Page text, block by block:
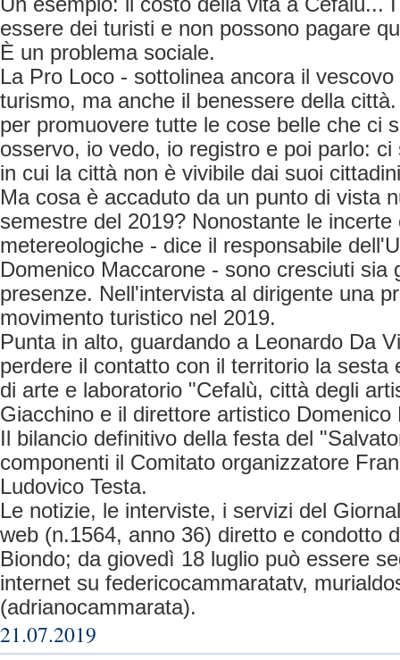
essere dei turisti e non possono pagare
È un problema sociale.
La Pro Loco - sottolinea ancora il
turismo, ma anche il benessere della
per promuovere tutte le cose belle che ci
osservo, io vedo, io registro e poi parlo: ci
in cui la città non è vivibile dai suoi
Ma cosa è accaduto da un punto di vista
semestre del 2019? Nonostante le incerte
metereologiche - dice il responsabile
Domenico Maccarone - sono cresciuti sia
presenze. Nell'intervista al dirigente una
movimento turistico nel 2019.
Punta in alto, guardando a Leonardo Da
perdere il contatto con il territorio la sesta
di arte e laboratorio "Cefalù, città degli
Giacchino e il direttore artistico Domenico
Il bilancio definitivo della festa del
componenti il Comitato organizzatore
Ludovico Testa.
Le notizie, le interviste, i servizi del
web (n.1564, anno 36) diretto e condotto
Biondo; da giovedì 18 luglio può essere
internet su federicocammaratatv,
(adrianocammarata).
21.07.2019